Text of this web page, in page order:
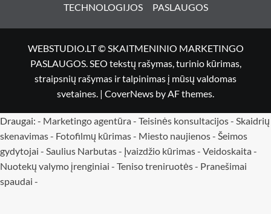
TECHNOLOGIJOS
PASLAUGOS
WEBSTUDIO.LT © SKAITMENINIO MARKETINGO
PASLAUGOS. SEO tekstų rašymas, turinio kūrimas,
straipsnių rašymas ir talpinimas į mūsų valdomas
svetaines. | CoverNews by AF themes.
Draugai: - Marketingo agentūra - Teisinės konsultacijos- Skaidrių
skenavimas- Fotofilmų kūrimas- Miesto naujienos- Šeimos
gydytojai - Saulius Narbutas- Įvaizdžio kūrimas- Veidoskaita -
Nuotekų valymo įrenginiai - Teniso treniruotės- Pranešimai
spaudai -